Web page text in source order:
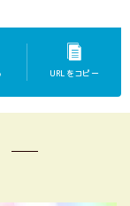
URLをコピー